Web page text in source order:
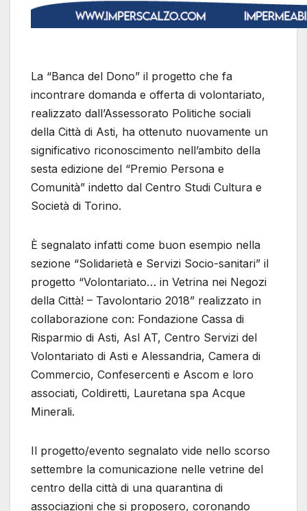
La “Banca del Dono” il progetto che fa
incontrare domanda e offerta di volontariato,
realizzato dall’Assessorato Politiche sociali
della Città di Asti, ha ottenuto nuovamente un
significativo riconoscimento nell’ambito della
sesta edizione del “Premio Persona e
Comunità” indetto dal Centro Studi Cultura e
Società di Torino.
È segnalato infatti come buon esempio nella
sezione “Solidarietà e Servizi Socio-sanitari” il
progetto “Volontariato… in Vetrina nei Negozi
della Città! – Tavolontario 2018” realizzato in
collaborazione con: Fondazione Cassa di
Risparmio di Asti, Asl AT, Centro Servizi del
Volontariato di Asti e Alessandria, Camera di
Commercio, Confesercenti e Ascom e loro
associati, Coldiretti, Lauretana spa Acque
Minerali.
Il progetto/evento segnalato vide nello scorso
settembre la comunicazione nelle vetrine del
centro della città di una quarantina di
associazioni che si proposero, coronando